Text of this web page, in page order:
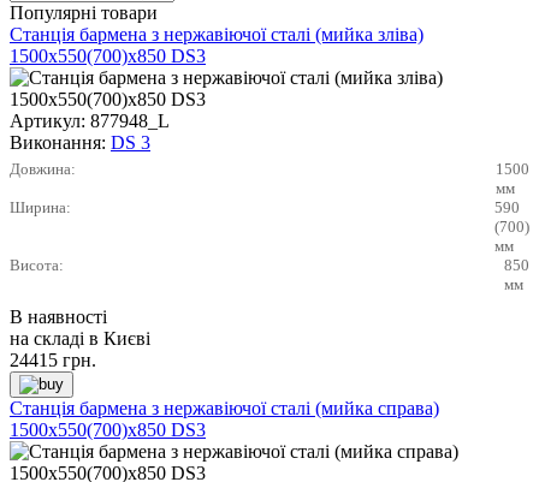
Популярні товари
Станція бармена з нержавіючої сталі (мийка зліва)
1500х550(700)х850 DS3
Артикул: 877948_L
Виконання: DS 3
Довжина:
1500
мм
Ширина:
590
(700)
мм
Висота:
850
мм
В наявності
на складі в Києві
24415 грн.
Станція бармена з нержавіючої сталі (мийка справа)
1500х550(700)х850 DS3